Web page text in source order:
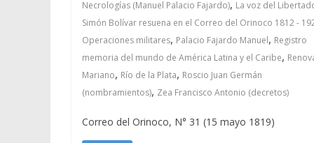
Necrologías (Manuel Palacio Fajardo), La voz del
Simón Bolívar resuena en el Correo del Orinoco 1812 -
Operaciones militares, Palacio Fajardo Manuel, Registro
memoria del mundo de América Latina y el Caribe,
Mariano, Río de la Plata, Roscio Juan Germán
(nombramientos), Zea Francisco Antonio (decretos)
Correo del Orinoco, N° 31 (15 mayo 1819)